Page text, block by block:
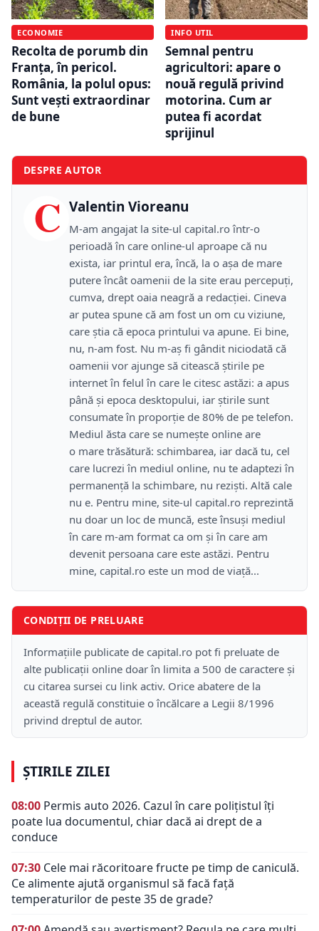
ECONOMIE
Recolta de porumb din
Franța, în pericol.
România, la polul opus:
Sunt vești extraordinar
de bune
INFO UTIL
Semnal pentru
agricultori: apare o
nouă regulă privind
motorina. Cum ar
putea fi acordat
sprijinul
DESPRE AUTOR
C Valentin Vioreanu
M-am angajat la site-ul capital.ro într-o
perioadă în care online-ul aproape că nu
exista, iar printul era, încă, la o așa de mare
putere încât oamenii de la site erau percepuți,
cumva, drept oaia neagră a redacției. Cineva
ar putea spune că am fost un om cu viziune,
care știa că epoca printului va apune. Ei bine,
nu, n-am fost. Nu m-aș fi gândit niciodată că
oamenii vor ajunge să citească știrile pe
internet în felul în care le citesc astăzi: a apus
până și epoca desktopului, iar știrile sunt
consumate în proporție de 80% de pe telefon.
Mediul ăsta care se numește online are
o mare trăsătură: schimbarea, iar dacă tu, cel
care lucrezi în mediul online, nu te adaptezi în
permanență la schimbare, nu reziști. Altă cale
nu e. Pentru mine, site-ul capital.ro reprezintă
nu doar un loc de muncă, este însuși mediul
în care m-am format ca om și în care am
devenit persoana care este astăzi. Pentru
mine, capital.ro este un mod de viață...
CONDIȚII DE PRELUARE
Informațiile publicate de capital.ro pot fi preluate de
alte publicații online doar în limita a 500 de caractere și
cu citarea sursei cu link activ. Orice abatere de la
această regulă constituie o încălcare a Legii 8/1996
privind dreptul de autor.
ȘTIRILE ZILEI
08:00 Permis auto 2026. Cazul în care polițistul îți
poate lua documentul, chiar dacă ai drept de a
conduce
07:30 Cele mai răcoritoare fructe pe timp de caniculă.
Ce alimente ajută organismul să facă față
temperaturilor de peste 35 de grade?